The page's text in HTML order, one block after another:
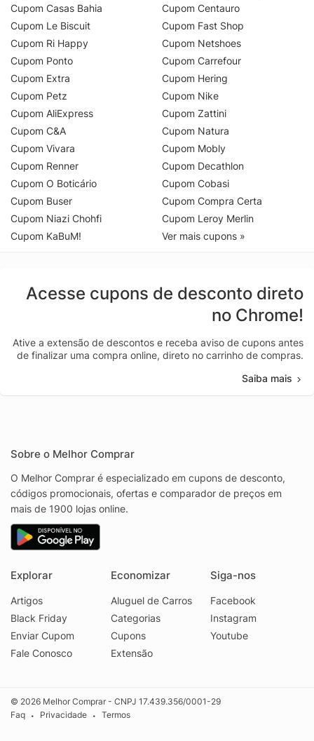
Cupom Casas Bahia
Cupom Le Biscuit
Cupom Ri Happy
Cupom Ponto
Cupom Extra
Cupom Petz
Cupom AliExpress
Cupom C&A
Cupom Vivara
Cupom Renner
Cupom O Boticário
Cupom Buser
Cupom Niazi Chohfi
Cupom KaBuM!
Cupom Centauro
Cupom Fast Shop
Cupom Netshoes
Cupom Carrefour
Cupom Hering
Cupom Nike
Cupom Zattini
Cupom Natura
Cupom Mobly
Cupom Decathlon
Cupom Cobasi
Cupom Compra Certa
Cupom Leroy Merlin
Ver mais cupons »
Acesse cupons de desconto direto
no Chrome!
Ative a extensão de descontos e receba aviso de cupons antes
de finalizar uma compra online, direto no carrinho de compras.
Saiba mais
Sobre o Melhor Comprar
O Melhor Comprar é especializado em cupons de desconto,
códigos promocionais, ofertas e comparador de preços em
mais de 1900 lojas online.
Explorar
Artigos
Black Friday
Enviar Cupom
Fale Conosco
Economizar
Aluguel de Carros
Categorias
Cupons
Extensão
Siga-nos
Facebook
Instagram
Youtube
© 2026 Melhor Comprar - CNPJ 17.439.356/0001-29
Faq
• Privacidade • Termos